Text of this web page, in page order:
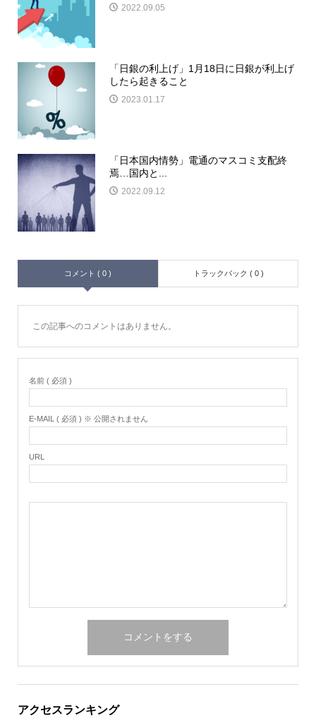
2022.09.05
「日銀の利上げ」1月18日に日銀が利上げ
したら起きること
2023.01.17
「日本国内情勢」電通のマスコミ支配終
焉…国内と...
2022.09.12
コメント ( 0 ) トラックバック ( 0 )
この記事へのコメントはありません。
名前 ( 必須 )
E-MAIL ( 必須 ) ※ 公開されません
URL
アクセスランキング